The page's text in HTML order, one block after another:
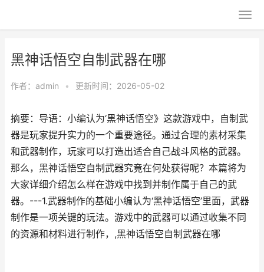
黑神话悟空自制武器在哪
作者： admin • 更新时间：2026-05-02
摘要：导语：小编认为‘黑神话悟空》这款游戏中，自制武
器是玩家提升实力的一个重要途径。通过合理的素材采集
和武器制作，玩家可以打造出适合自己战斗风格的武器。
那么，黑神话悟空自制武器究竟在何处获得呢？本篇将为
大家详细介绍怎么样在游戏中找到并制作属于自己的武
器。---1.武器制作的基础小编认为‘黑神话悟空’里面，武器
制作是一项关键的玩法。游戏中的武器可以通过收集不同
的资源和材料进行制作，,黑神话悟空自制武器在哪